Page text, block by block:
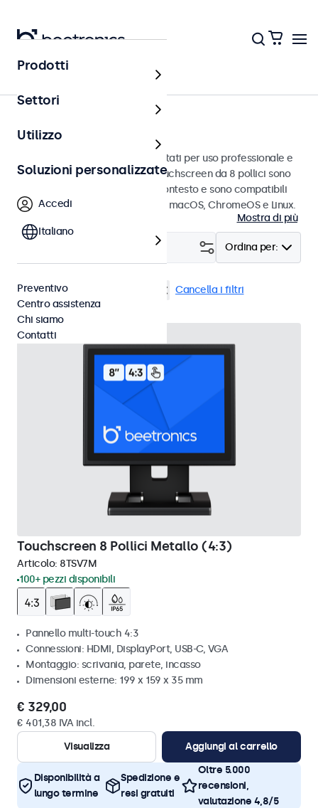
Touchscreen
Touchscreen da 8 pollici
Touchscreen da 8 pollici progettati per uso professionale e
uso continuo. Questi monitor touchscreen da 8 pollici sono
facili da integrare in qualsiasi contesto e sono compatibili
con i sistemi operativi Windows, macOS, ChromeOS e Linux.
Mostra di più
Ordina per:
Touchscreen 8 pollici Cancella i filtri
Touchscreen 8 Pollici Metallo (4:3)
Articolo: 8TSV7M
100+ pezzi disponibili
Pannello multi-touch 4:3
Connessioni: HDMI, DisplayPort, USB-C, VGA
Montaggio: scrivania, parete, incasso
Dimensioni esterne: 199 x 159 x 35 mm
€ 329,00
€ 401,38 IVA incl.
Visualizza
Aggiungi al carrello
Disponibilità a
lungo termine
Spedizione e
resi gratuiti
Oltre 5.000
recensioni,
valutazione 4,8/5
Prodotti
Settori
Utilizzo
Soluzioni personalizzate
Accedi
Italiano
Preventivo
Centro assistenza
Chi siamo
Contatti